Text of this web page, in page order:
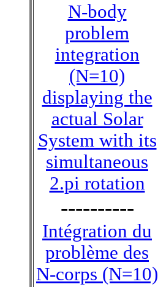
N-body
problem
integration
(N=10)
displaying the
actual Solar
System with its
simultaneous
2.pi rotation
----------
Intégration du
problème des
N-corps (N=10)